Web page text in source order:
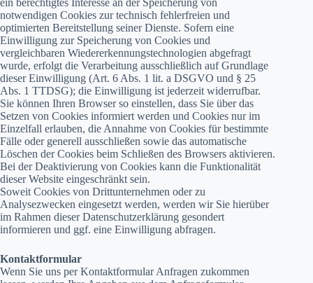
ein berechtigtes Interesse an der Speicherung von
notwendigen Cookies zur technisch fehlerfreien und
optimierten Bereitstellung seiner Dienste. Sofern eine
Einwilligung zur Speicherung von Cookies und
vergleichbaren Wiedererkennungstechnologien abgefragt
wurde, erfolgt die Verarbeitung ausschließlich auf Grundlage
dieser Einwilligung (Art. 6 Abs. 1 lit. a DSGVO und § 25
Abs. 1 TTDSG); die Einwilligung ist jederzeit widerrufbar.
Sie können Ihren Browser so einstellen, dass Sie über das
Setzen von Cookies informiert werden und Cookies nur im
Einzelfall erlauben, die Annahme von Cookies für bestimmte
Fälle oder generell ausschließen sowie das automatische
Löschen der Cookies beim Schließen des Browsers aktivieren.
Bei der Deaktivierung von Cookies kann die Funktionalität
dieser Website eingeschränkt sein.
Soweit Cookies von Drittunternehmen oder zu
Analysezwecken eingesetzt werden, werden wir Sie hierüber
im Rahmen dieser Datenschutzerklärung gesondert
informieren und ggf. eine Einwilligung abfragen.
Kontaktformular
Wenn Sie uns per Kontaktformular Anfragen zukommen